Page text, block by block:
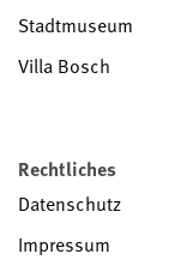
Stadtmuseum
Villa Bosch
Rechtliches
Datenschutz
Impressum